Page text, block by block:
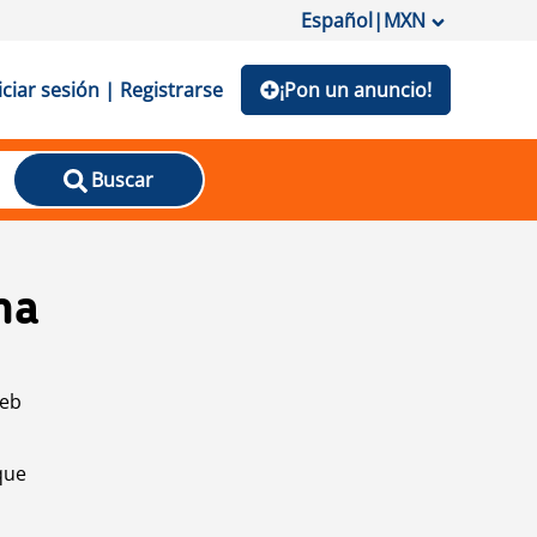
Español|MXN
sesión | Registrarse ¡Pon un anuncio!
Buscar